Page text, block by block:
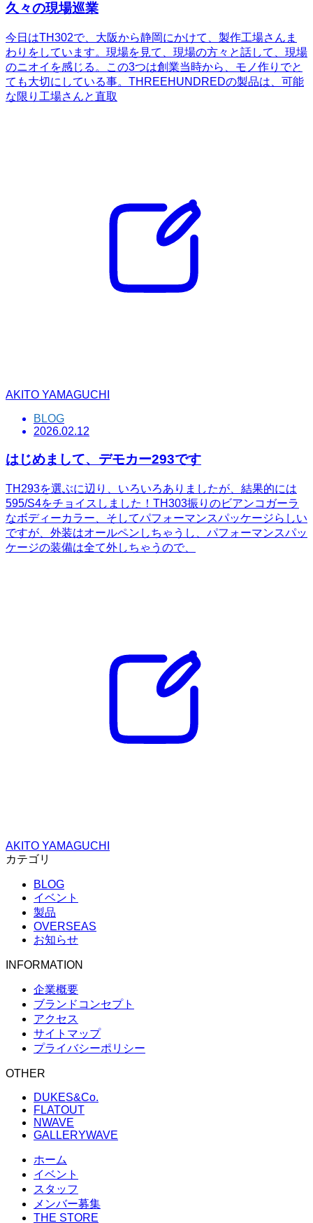
久々の現場巡業
今日はTH302で、大阪から静岡にかけて、製作工場さんま
わりをしています。現場を見て、現場の方々と話して、現場
のニオイを感じる。この3つは創業当時から、モノ作りでと
ても大切にしている事。THREEHUNDREDの製品は、可能
な限り工場さんと直取
AKITO YAMAGUCHI
BLOG
2026.02.12
はじめまして、デモカー293です
TH293を選ぶに辺り、いろいろありましたが、結果的には
595/S4をチョイスしました！TH303振りのビアンコガーラ
なボディーカラー、そしてパフォーマンスパッケージらしい
ですが、外装はオールペンしちゃうし、パフォーマンスパッ
ケージの装備は全て外しちゃうので、
AKITO YAMAGUCHI
カテゴリ
BLOG
イベント
製品
OVERSEAS
お知らせ
INFORMATION
企業概要
ブランドコンセプト
アクセス
サイトマップ
プライバシーポリシー
OTHER
DUKES&Co.
FLATOUT
NWAVE
GALLERYWAVE
ホーム
イベント
スタッフ
メンバー募集
THE STORE